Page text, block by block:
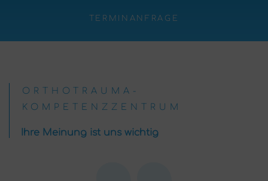
TERMINANFRAGE
ORTHOTRAUMA-
KOMPETENZZENTRUM
Ihre Meinung ist uns wichtig